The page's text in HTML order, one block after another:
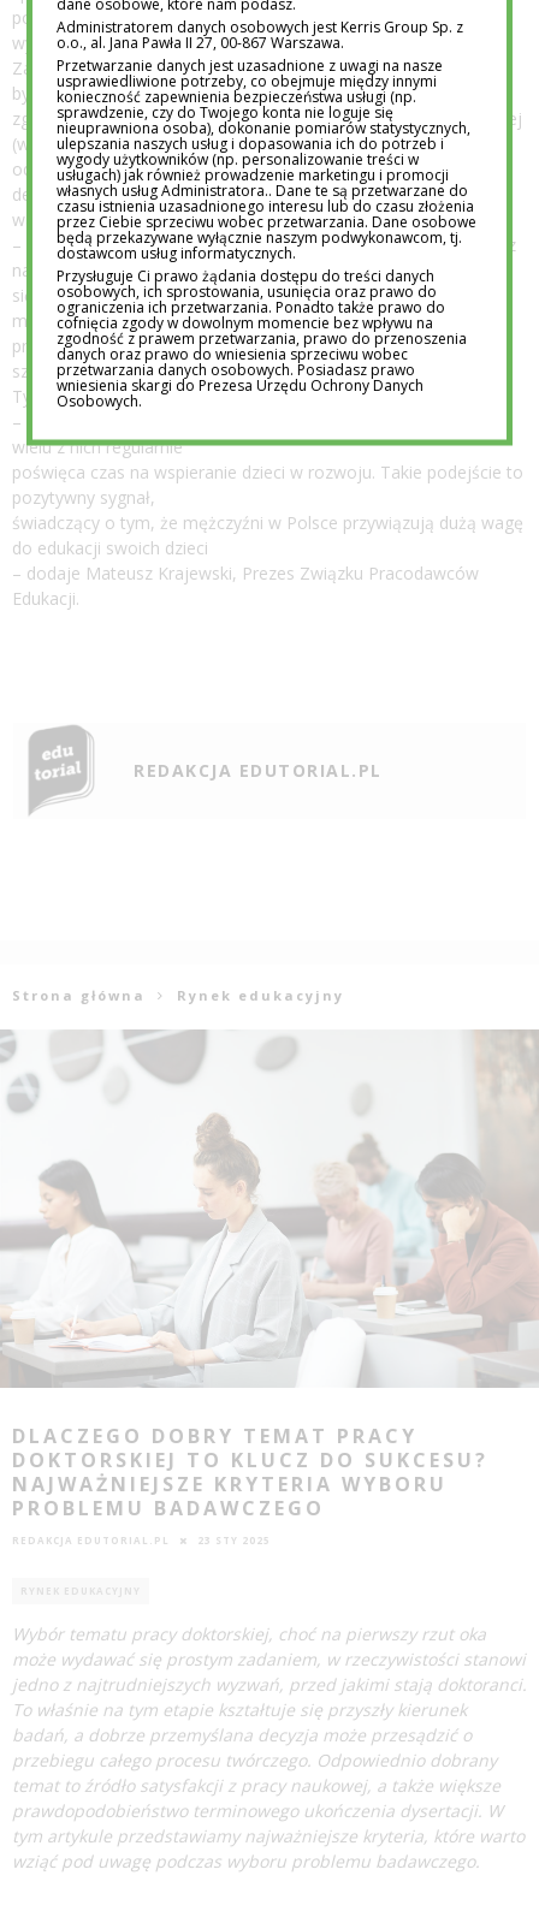
podejmowaniu decyzji o
wyborze szkoły.
Zapytani o to, czy wybór szkoły to ważna decyzja, respondenci
byli z kolei wyjątkowo
zgodni. 99% ojców udzieliło na to pytanie odpowiedzi twierdzącej
(w przypadku mam
odsetek był podobny), z tego 8 na 10 panów oceniło, że taka
decyzja jest zdecydowanie
ważna.
– Choć w sprawach edukacji to mamy grają pierwsze skrzypce, z
naszego badania wyłania
się obraz polskiego taty zaangażowanego w edukację – od
momentu poszukiwania szkoły,
przez wybór odpowiedniej placówki, aż po codzienne sprawy
szkolne – mówi Bartosz
Tymiński, Prezes Społecznego Towarzystwa Oświatowego
– Ojcowie mówią wprost o tym, jak istotny jest wybór szkoły, a
wielu z nich regularnie
poświęca czas na wspieranie dzieci w rozwoju. Takie podejście to
pozytywny sygnał,
świadczący o tym, że mężczyźni w Polsce przywiązują dużą wagę
do edukacji swoich dzieci
– dodaje Mateusz Krajewski, Prezes Związku Pracodawców
Edukacji.
REDAKCJA EDUTORIAL.PL
Strona główna Rynek edukacyjny
DLACZEGO DOBRY TEMAT PRACY
DOKTORSKIEJ TO KLUCZ DO SUKCESU?
NAJWAŻNIEJSZE KRYTERIA WYBORU
PROBLEMU BADAWCZEGO
REDAKCJA EDUTORIAL.PL 23 STY 2025
RYNEK EDUKACYJNY
Wybór tematu pracy doktorskiej, choć na pierwszy rzut oka
może wydawać się prostym zadaniem, w rzeczywistości stanowi
jedno z najtrudniejszych wyzwań, przed jakimi stają doktoranci.
To właśnie na tym etapie kształtuje się przyszły kierunek
badań, a dobrze przemyślana decyzja może przesądzić o
przebiegu całego procesu twórczego. Odpowiednio dobrany
temat to źródło satysfakcji z pracy naukowej, a także większe
prawdopodobieństwo terminowego ukończenia dysertacji. W
tym artykule przedstawiamy najważniejsze kryteria, które warto
wziąć pod uwagę podczas wyboru problemu badawczego.
Administratorem danych osobowych jest Kerris Group Sp. z
o.o., al. Jana Pawła II 27, 00-867 Warszawa.
Przetwarzanie danych jest uzasadnione z uwagi na nasze
usprawiedliwione potrzeby, co obejmuje między innymi
konieczność zapewnienia bezpieczeństwa usługi (np.
sprawdzenie, czy do Twojego konta nie loguje się
nieuprawniona osoba), dokonanie pomiarów statystycznych,
ulepszania naszych usług i dopasowania ich do potrzeb i
wygody użytkowników (np. personalizowanie treści w
usługach) jak również prowadzenie marketingu i promocji
własnych usług Administratora.. Dane te są przetwarzane do
czasu istnienia uzasadnionego interesu lub do czasu złożenia
przez Ciebie sprzeciwu wobec przetwarzania. Dane osobowe
będą przekazywane wyłącznie naszym podwykonawcom, tj.
dostawcom usług informatycznych.
Przysługuje Ci prawo żądania dostępu do treści danych
osobowych, ich sprostowania, usunięcia oraz prawo do
ograniczenia ich przetwarzania. Ponadto także prawo do
cofnięcia zgody w dowolnym momencie bez wpływu na
zgodność z prawem przetwarzania, prawo do przenoszenia
danych oraz prawo do wniesienia sprzeciwu wobec
przetwarzania danych osobowych. Posiadasz prawo
wniesienia skargi do Prezesa Urzędu Ochrony Danych
Osobowych.